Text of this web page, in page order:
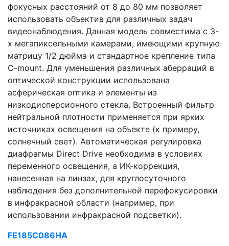
фокусных расстояний от 8 до 80 мм позволяет
использовать объектив для различных задач
видеонаблюдения. Данная модель совместима с 3-
х мегапиксельными камерами, имеющими крупную
матрицу 1/2 дюйма и стандартное крепление типа
C-mount. Для уменьшения различных аберраций в
оптической конструкции использована
асферическая оптика и элементы из
низкодисперсионного стекла. Встроенный фильтр
нейтральной плотности применяется при ярких
источниках освещения на объекте (к примеру,
солнечный свет). Автоматическая регулировка
диафрагмы Direct Drive необходима в условиях
переменного освещения, а ИК-коррекция,
нанесенная на линзах, для круглосуточного
наблюдения без дополнительной перефокусировки
в инфракрасной области (например, при
использовании инфракрасной подсветки).
FE185C086HA